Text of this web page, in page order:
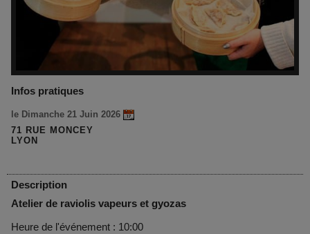
Infos pratiques
le Dimanche 21 Juin 2026
71 RUE MONCEY
LYON
Description
Atelier de raviolis vapeurs et gyozas
Heure de l'événement : 10:00